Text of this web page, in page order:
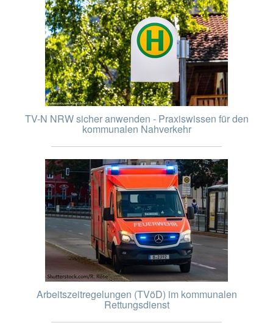
TV-N NRW sicher anwenden - Praxiswissen für den
kommunalen Nahverkehr
Arbeitszeitregelungen (TVöD) im kommunalen
Rettungsdienst